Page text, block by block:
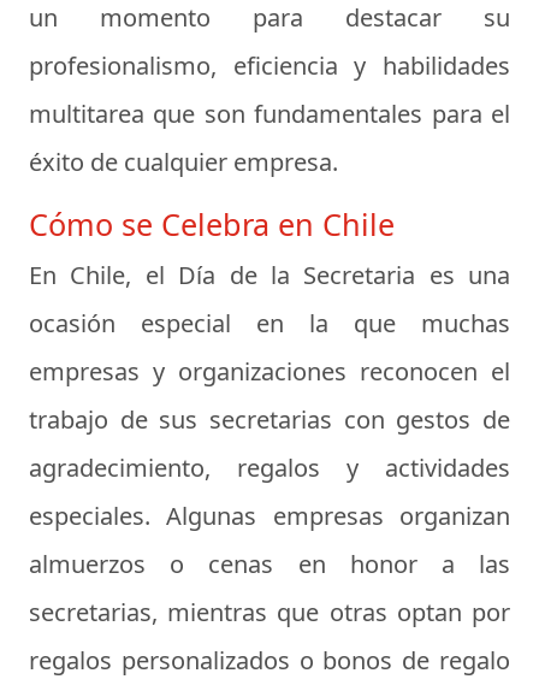
un momento para destacar su
profesionalismo, eficiencia y habilidades
multitarea que son fundamentales para el
éxito de cualquier empresa.
Cómo se Celebra en Chile
En Chile, el Día de la Secretaria es una
ocasión especial en la que muchas
empresas y organizaciones reconocen el
trabajo de sus secretarias con gestos de
agradecimiento, regalos y actividades
especiales. Algunas empresas organizan
almuerzos o cenas en honor a las
secretarias, mientras que otras optan por
regalos personalizados o bonos de regalo